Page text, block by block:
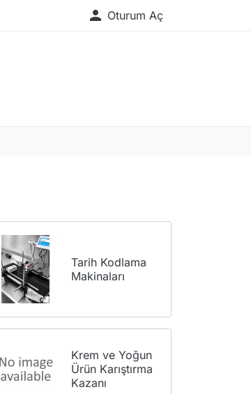
 Oturum Aç
Tarih Kodlama
Makinaları
Krem ve Yoğun
Ürün Karıştırma
Kazanı